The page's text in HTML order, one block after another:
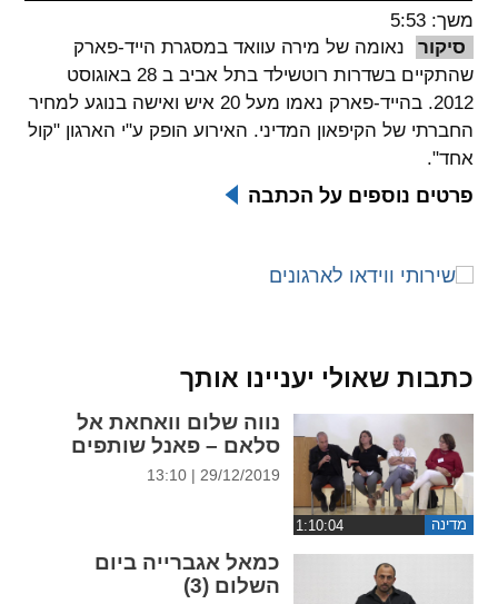
spellcheck
גופן קריא
ניגודיות צבעים
brightness_high
קו תחתי לקישורים
cached
איפוס
כל
flag
השארת
משוב
משך: 5:53
סיקור
נאומה של מירה עוואד במסגרת הייד-פארק
שהתקיים בשדרות רוטשילד בתל אביב ב 28 באוגוסט
2012. בהייד-פארק נאמו מעל 20 איש ואישה בנוגע למחיר
החברתי של הקיפאון המדיני. האירוע הופק ע"י הארגון "קול
אחד".
פרטים נוספים על הכתבה
כתבות שאולי יעניינו אותך
מדינה
נווה שלום וואחאת אל
סלאם – פאנל שותפים
29/12/2019 | 13:10
כמאל אגברייה ביום
השלום (3)